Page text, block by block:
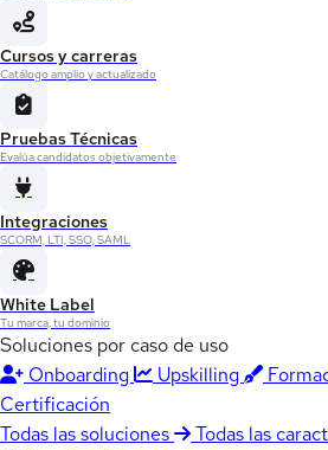
Cursos y carreras
Catálogo amplio y actualizado
Pruebas Técnicas
Evalúa candidatos objetivamente
Integraciones
SCORM, LTI, SSO, SAML
White Label
Tu marca, tu dominio
Soluciones por caso de uso
Onboarding
Upskilling
Certificación
Todas las soluciones
Todas las